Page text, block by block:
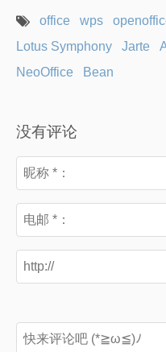
office wps
Lotus Symphony
Jarte
NeoOffice
Bean
没有评论